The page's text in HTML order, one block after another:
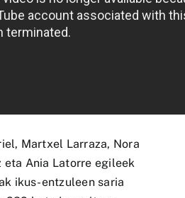
Martxel Larraza, Nora
eta Ania Latorre egileek
ikus-entzuleen saria